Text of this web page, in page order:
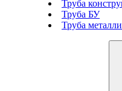
Труба
Труба БУ
Труба